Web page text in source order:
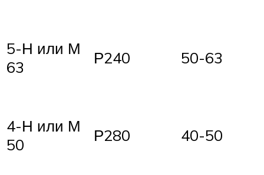
5-Н или М
63
Р240 50-63
4-Н или М
50
Р280 40-50